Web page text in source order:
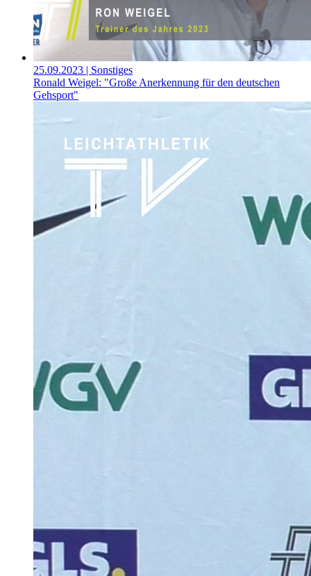
25.09.2023 | Sonstiges
Ronald Weigel: "Große Anerkennung für den deutschen
Gehsport"